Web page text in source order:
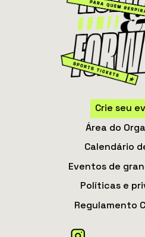
Crie seu
Área do
Calendário
Eventos de
Políticas e
Regulamento